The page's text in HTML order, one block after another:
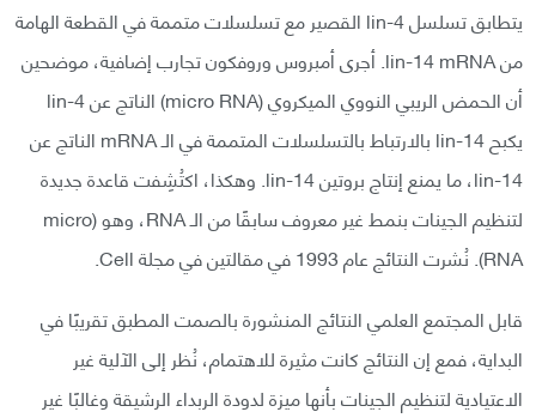
يتطابق تسلسل lin-4 القصير مع تسلسلات متممة في القطعة الهامة
من lin-14 mRNA. أجرى أمبروس وروفكون تجارب إضافية، موضحين
أن الحمض الريبي النووي الميكروي (micro RNA) الناتج عن lin-4
يكبح lin-14 بالارتباط بالتسلسلات المتممة في الـ mRNA الناتج عن
lin-14، ما يمنع إنتاج بروتين lin-14. وهكذا، اكتُشِفت قاعدة جديدة
لتنظيم الجينات بنمط غير معروف سابقًا من الـ RNA، وهو (micro
RNA). نُشرت النتائج عام 1993 في مقالتين في مجلة Cell.
قابل المجتمع العلمي النتائج المنشورة بالصمت المطبق تقريبًا في
البداية، فمع إن النتائج كانت مثيرة للاهتمام، نُظر إلى الآلية غير
الاعتيادية لتنظيم الجينات بأنها ميزة لدودة الربداء الرشيقة وغالبًا غير